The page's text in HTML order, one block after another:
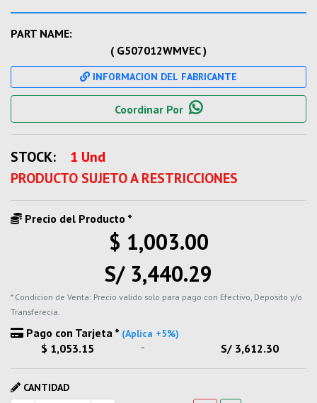
PART NAME:
( G507012WMVEC )
INFORMACION DEL FABRICANTE
Coordinar Por
STOCK:
1 Und
PRODUCTO SUJETO A RESTRICCIONES
Precio del Producto *
$ 1,003.00
S/ 3,440.29
* Condicion de Venta: Precio valido solo para pago con Efectivo, Deposito y/o
Transferecia.
Pago con Tarjeta * (Aplica +5%)
$ 1,053.15 - S/ 3,612.30
CANTIDAD